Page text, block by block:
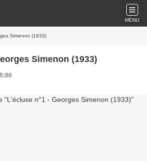
MENU
Simenon (1933)
Simenon (1933)